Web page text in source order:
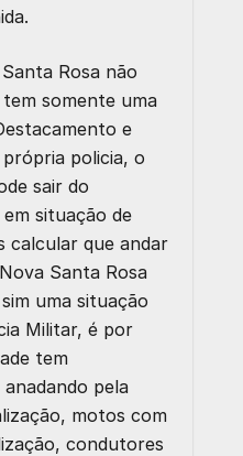
Rosa não
somente uma
e
policia, o
sair do
situação de
calcular que andar
Santa Rosa
uma situação
Militar, é por
tem
pela
motos com
condutores